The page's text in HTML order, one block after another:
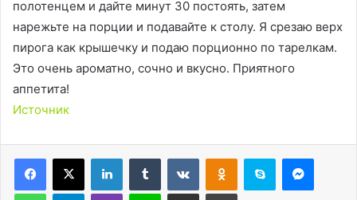
полотенцем и дайте минут 30 постоять, затем
нарежьте на порции и подавайте к столу. Я срезаю верх
пирога как крышечку и подаю порционно по тарелкам.
Это очень ароматно, сочно и вкусно. Приятного
аппетита!
Источник
LinkedInTumblr ВконтактеОдноклассники
Skype
WhatsAppTelegramViber Line Поделиться через электронную почту Печатать